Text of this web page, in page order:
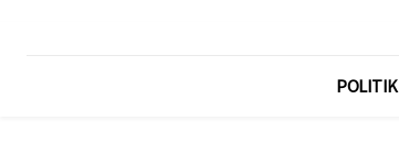
POLITIK